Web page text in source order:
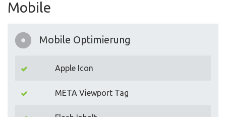
Mobile
Mobile Optimierung
Apple Icon
META Viewport Tag